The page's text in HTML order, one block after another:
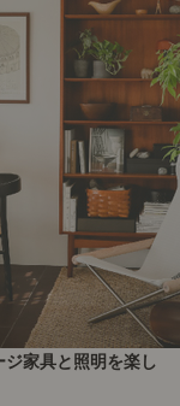
ジ家具と照明を楽し